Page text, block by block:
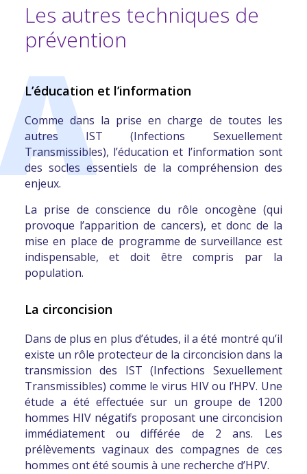
Les autres techniques de
prévention
L’éducation et l’information
Comme dans la prise en charge de toutes les
autres IST (Infections Sexuellement
Transmissibles), l’éducation et l’information sont
des socles essentiels de la compréhension des
enjeux.
La prise de conscience du rôle oncogène (qui
provoque l’apparition de cancers), et donc de la
mise en place de programme de surveillance est
indispensable, et doit être compris par la
population.
La circoncision
Dans de plus en plus d’études, il a été montré qu’il
existe un rôle protecteur de la circoncision dans la
transmission des IST (Infections Sexuellement
Transmissibles) comme le virus HIV ou l’HPV. Une
étude a été effectuée sur un groupe de 1200
hommes HIV négatifs proposant une circoncision
immédiatement ou différée de 2 ans. Les
prélèvements vaginaux des compagnes de ces
hommes ont été soumis à une recherche d’HPV.